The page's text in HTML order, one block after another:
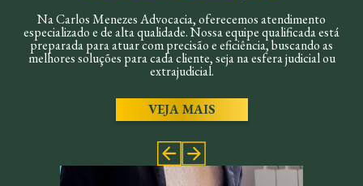
Na Carlos Menezes Advocacia, oferecemos atendimento
especializado e de alta qualidade. Nossa equipe qualificada está
preparada para atuar com precisão e eficiência, buscando as
melhores soluções para cada cliente, seja na esfera judicial ou
extrajudicial.
VEJA MAIS